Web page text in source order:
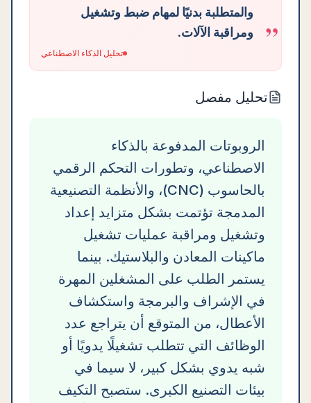
والمتطلبة بدنيًا لمهام ضبط وتشغيل
ومراقبة الآلات.
” تحليل الذكاء الاصطناعي
تحليل مفصل
الروبوتات المدفوعة بالذكاء
الاصطناعي، وتطورات التحكم الرقمي
بالحاسوب (CNC)، والأنظمة التصنيعية
المدمجة تؤتمت بشكل متزايد إعداد
وتشغيل ومراقبة عمليات تشغيل
ماكينات المعادن والبلاستيك. بينما
يستمر الطلب على المشغلين المهرة
في الإشراف والبرمجة واستكشاف
الأعطال، من المتوقع أن يتراجع عدد
الوظائف التي تتطلب تشغيلًا يدويًا أو
شبه يدوي بشكل كبير، لا سيما في
بيئات التصنيع الكبرى. ستصبح التكيف